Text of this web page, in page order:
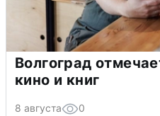
Волгоград
кино и книг
8 августа 0